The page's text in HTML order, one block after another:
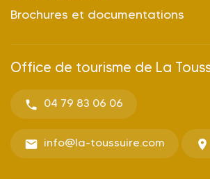
Brochures et documentations
Office de tourisme de La
04 79 83 06 06
info@la-toussuire.com